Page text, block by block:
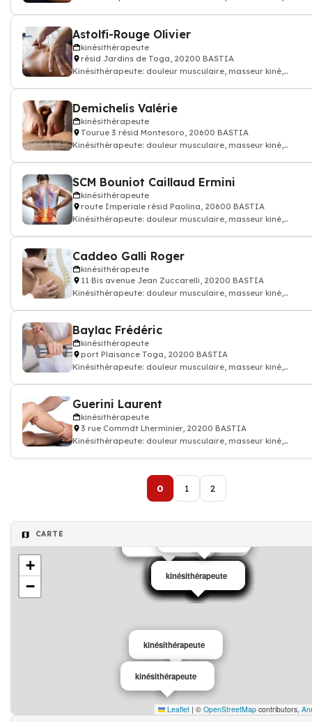
Astolfi-Rouge Olivier
kinésithérapeute
résid Jardins de Toga, 20200 BASTIA
Kinésithérapeute: douleur musculaire, masseur kiné,
Demichelis Valérie
kinésithérapeute
Tourue 3 résid Montesoro, 20600 BASTIA
Kinésithérapeute: douleur musculaire, masseur kiné,
SCM Bouniot Caillaud Ermini
kinésithérapeute
route Imperiale résid Paolina, 20600 BASTIA
Kinésithérapeute: douleur musculaire, masseur kiné,
Caddeo Galli Roger
kinésithérapeute
11 Bis avenue Jean Zuccarelli, 20200 BASTIA
Kinésithérapeute: douleur musculaire, masseur kiné,
Baylac Frédéric
kinésithérapeute
port Plaisance Toga, 20200 BASTIA
Kinésithérapeute: douleur musculaire, masseur kiné,
Guerini Laurent
kinésithérapeute
3 rue Commdt Lherminier, 20200 BASTIA
Kinésithérapeute: douleur musculaire, masseur kiné,
0 1 2
CARTE
kinésithérapeute
kinésithérapeute
kinésithérapeute
kinésithérapeute
kinésithérapeute
kinésithérapeute
kinésithérapeute
kinésithérapeute
kinésithérapeute
kinésithérapeute
kinésithérapeute
kinésithérapeute
kinésithérapeute
kinésithérapeute
kinésithérapeute
kinésithérapeute
+
−
Leaflet | © OpenStreetMap contributors,